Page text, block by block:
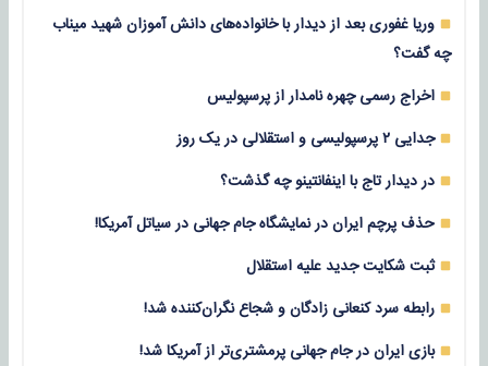
وریا غفوری بعد از دیدار با خانواده‌های دانش آموزان شهید میناب
چه گفت؟
اخراج رسمی چهره نامدار از پرسپولیس
جدایی ۲ پرسپولیسی و استقلالی در یک روز
در دیدار تاج با اینفانتینو چه گذشت؟
حذف پرچم ایران در نمایشگاه جام جهانی در سیاتل آمریکا!
ثبت شکایت جدید علیه استقلال
رابطه سرد کنعانی زادگان و شجاع نگران‌کننده شد!
بازی‌ ایران در جام جهانی پرمشتری‌تر از آمریکا شد!